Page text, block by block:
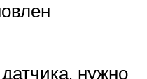
нужно